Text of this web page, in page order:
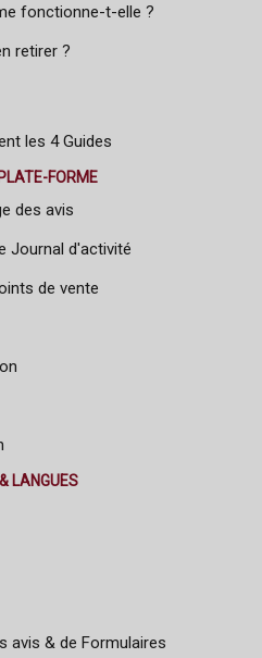
fonctionne-t-elle ?
retirer ?
les 4 Guides
FORME
des avis
Journal d'activité
de vente
LANGUES
avis & de Formulaires